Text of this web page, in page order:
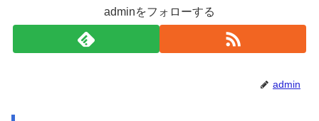
adminをフォローする
admin